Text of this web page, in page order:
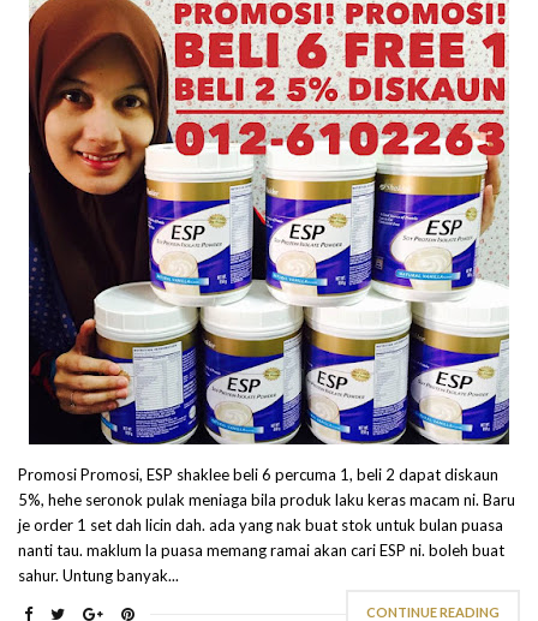
Promosi Promosi, ESP shaklee beli 6 percuma 1, beli 2 dapat diskaun
5%, hehe seronok pulak meniaga bila produk laku keras macam ni. Baru
je order 1 set dah licin dah. ada yang nak buat stok untuk bulan puasa
nanti tau. maklum la puasa memang ramai akan cari ESP ni. boleh buat
sahur. Untung banyak...
CONTINUE READING